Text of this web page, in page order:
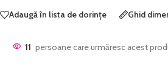
Adaugă în lista de dorințe Ghid
11 persoane care urmăresc acest